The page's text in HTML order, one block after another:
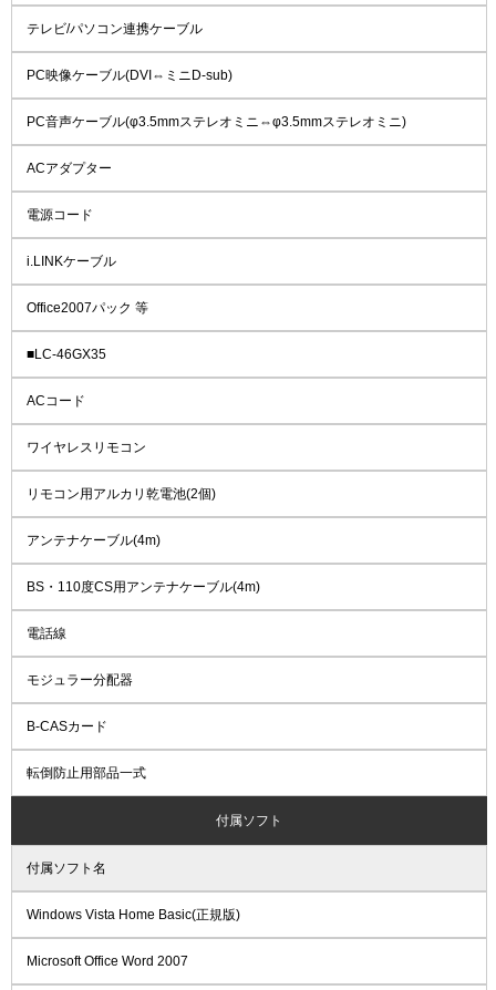
テレビ/パソコン連携ケーブル
PC映像ケーブル(DVI⇔ミニD-sub)
PC音声ケーブル(φ3.5mmステレオミニ⇔φ3.5mmステレオミニ)
ACアダプター
電源コード
i.LINKケーブル
Office2007パック 等
■LC-46GX35
ACコード
ワイヤレスリモコン
リモコン用アルカリ乾電池(2個)
アンテナケーブル(4m)
BS・110度CS用アンテナケーブル(4m)
電話線
モジュラー分配器
B-CASカード
転倒防止用部品一式
付属ソフト
付属ソフト名
Windows Vista Home Basic(正規版)
Microsoft Office Word 2007